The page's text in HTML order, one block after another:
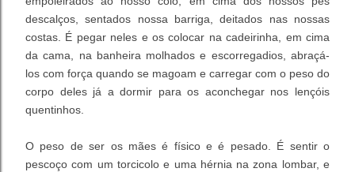
descalços, sentados nossa barriga, deitados nas nossas
costas. É pegar neles e os colocar na cadeirinha, em cima
da cama, na banheira molhados e escorregadios, abraçá-
los com força quando se magoam e carregar com o peso do
corpo deles já a dormir para os aconchegar nos lençóis
quentinhos.
O peso de ser os mães é físico e é pesado. É sentir o
pescoço com um torcicolo e uma hérnia na zona lombar, e